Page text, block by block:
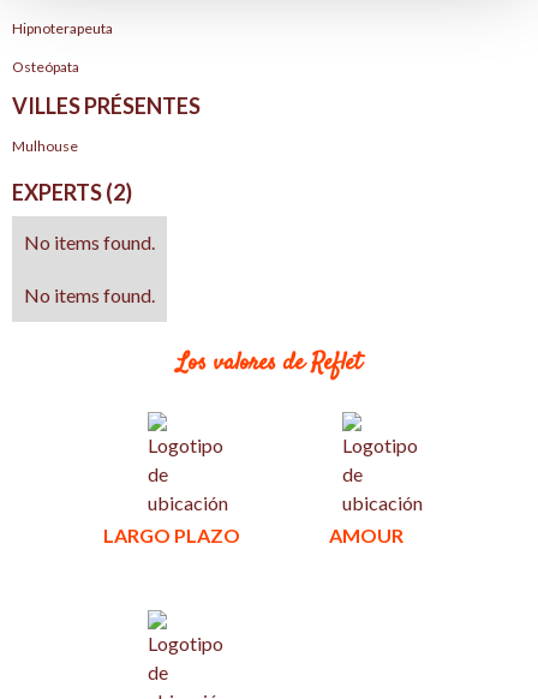
Hipnoterapeuta
Osteópata
VILLES PRÉSENTES
Mulhouse
EXPERTS (2)
No items found.
No items found.
Los valores de Reflet
LARGO PLAZO AMOUR